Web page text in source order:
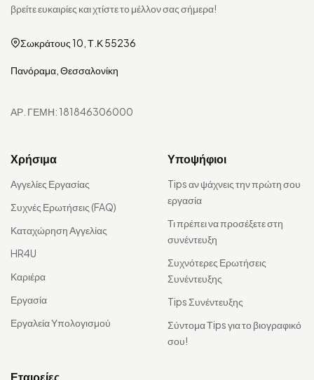
βρείτε ευκαιρίες και χτίστε το μέλλον σας σήμερα!
Σωκράτους 10, Τ.Κ 55236
Πανόραμα, Θεσσαλονίκη
ΑΡ. ΓΕΜΗ: 181846306000
Χρήσιμα
Αγγελίες Εργασίας
Συχνές Ερωτήσεις (FAQ)
Καταχώρηση Αγγελίας
HR4U
Καριέρα
Εργασία
Εργαλεία Υπολογισμού
Υποψήφιοι
Tips αν ψάχνεις την πρώτη σου
εργασία
Τι πρέπει να προσέξετε στη
συνέντευξη
Συχνότερες Ερωτήσεις
Συνέντευξης
Tips Συνέντευξης
Σύντομα Τips για το βιογραφικό
σου!